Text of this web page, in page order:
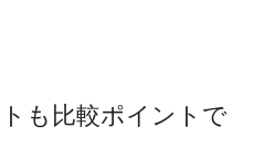
も比較ポイントで